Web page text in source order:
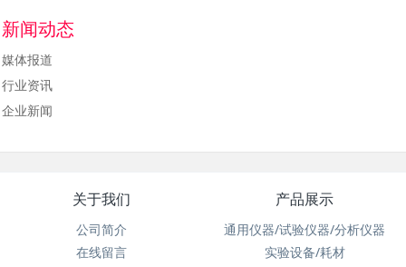
新闻动态
媒体报道
行业资讯
企业新闻
关于我们
公司简介
在线留言
产品展示
通用仪器/试验仪器/分析仪器
实验设备/耗材